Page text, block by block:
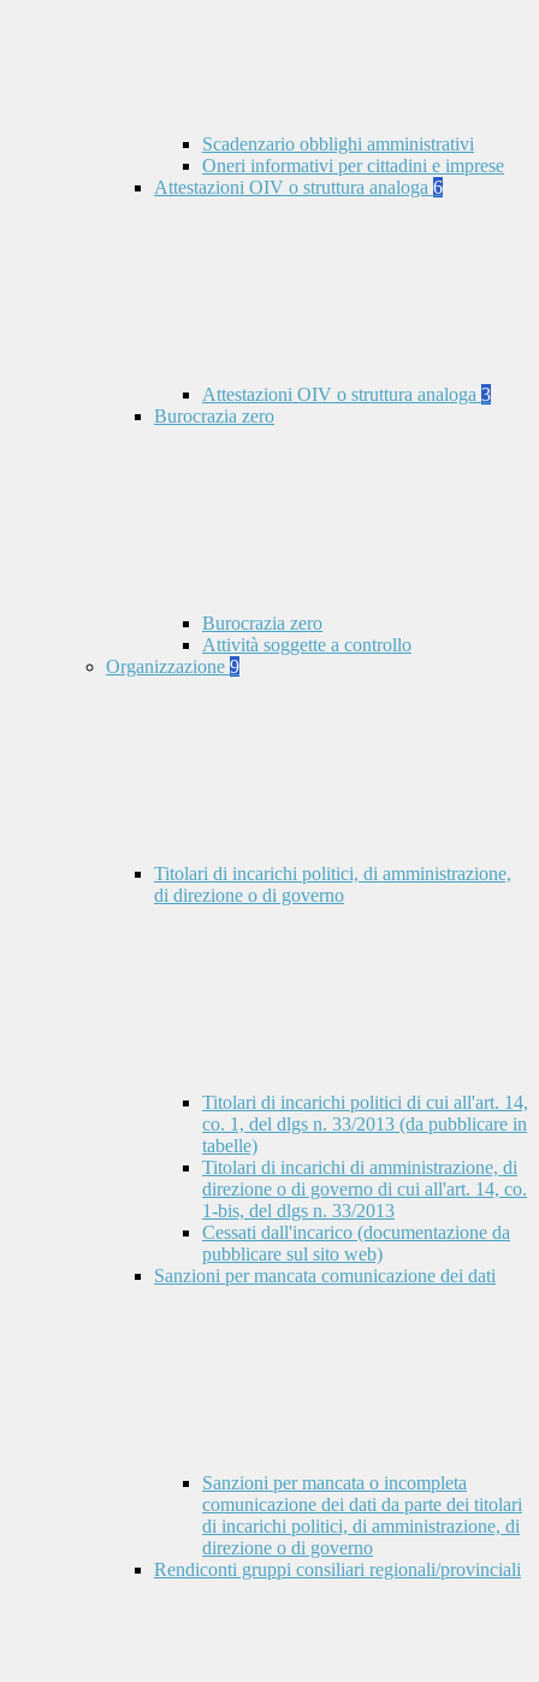
Scadenzario obblighi amministrativi
Oneri informativi per cittadini e imprese
Attestazioni OIV o struttura analoga 6
Attestazioni OIV o struttura analoga 3
Burocrazia zero
Burocrazia zero
Attività soggette a controllo
Organizzazione 9
Titolari di incarichi politici, di amministrazione,
di direzione o di governo
Titolari di incarichi politici di cui all'art. 14,
co. 1, del dlgs n. 33/2013 (da pubblicare in
tabelle)
Titolari di incarichi di amministrazione, di
direzione o di governo di cui all'art. 14, co.
1-bis, del dlgs n. 33/2013
Cessati dall'incarico (documentazione da
pubblicare sul sito web)
Sanzioni per mancata comunicazione dei dati
Sanzioni per mancata o incompleta
comunicazione dei dati da parte dei titolari
di incarichi politici, di amministrazione, di
direzione o di governo
Rendiconti gruppi consiliari regionali/provinciali